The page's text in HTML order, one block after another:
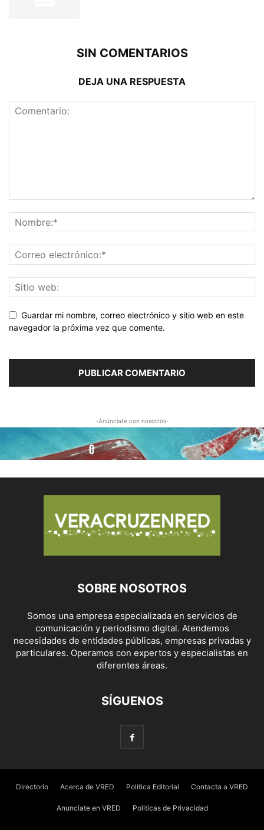
SIN COMENTARIOS
DEJA UNA RESPUESTA
Guardar mi nombre, correo electrónico y sitio web en este
navegador la próxima vez que comente.
-Anúnciate con nosotros-
SOBRE NOSOTROS
Somos una empresa especializada en servicios de
comunicación y periodismo digital. Atendemos
necesidades de entidades públicas, empresas privadas y
particulares. Operamos con expertos y especialistas en
diferentes áreas.
SÍGUENOS
Directorio Acerca de VRED Política Editorial Contacta a VRED
Anunciate en VRED Politicas de Privacidad